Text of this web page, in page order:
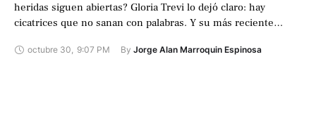
heridas siguen abiertas? Gloria Trevi lo dejó claro: hay
cicatrices que no sanan con palabras. Y su más reciente
octubre 30, 9:07 PM By Jorge Alan Marroquin Espinosa